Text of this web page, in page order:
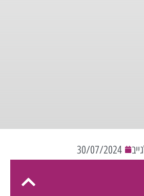
30/07/2024